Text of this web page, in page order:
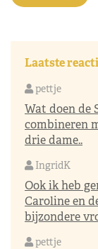
Laatste
pettje
Wat doen de
combineren
drie dame..
IngridK
Ook ik heb
Caroline en
bijzondere
pettje